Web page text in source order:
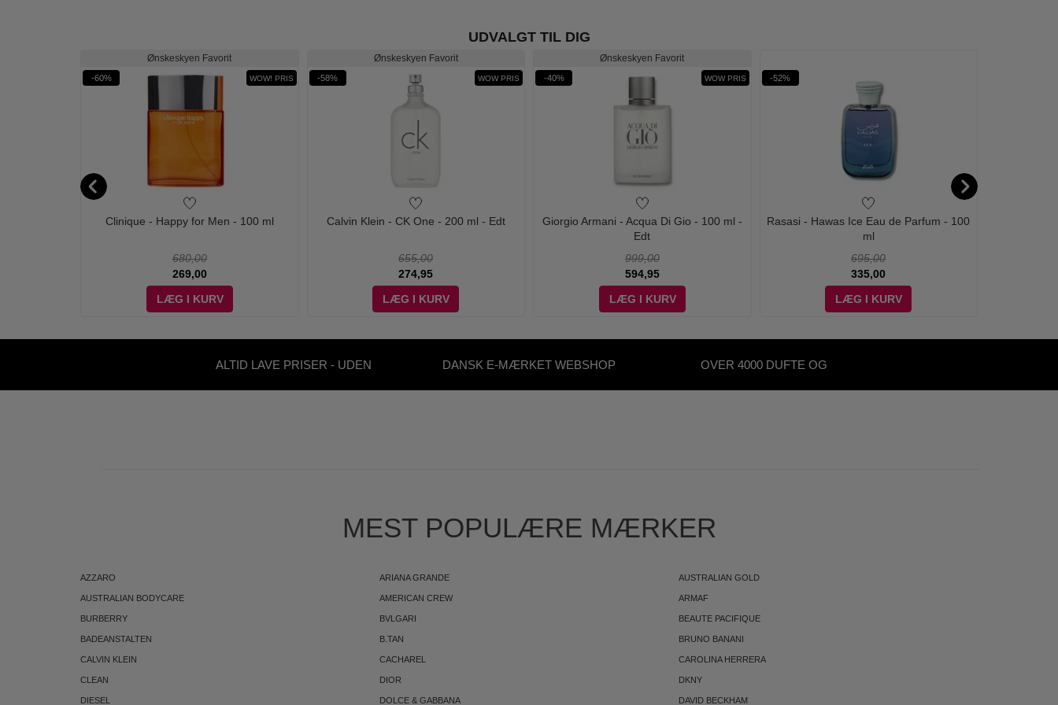
UDVALGT TIL DIG
Ønskeskyen Favorit
-60% WOW! PRIS
Clinique - Happy for Men - 100 ml
680,00
269,00
LÆG I KURV
Ønskeskyen Favorit
-58% WOW PRIS
Calvin Klein - CK One - 200 ml - Edt
655,00
274,95
LÆG I KURV
Ønskeskyen Favorit
-40% WOW PRIS
Giorgio Armani - Acqua Di Gio - 100 ml -
Edt
999,00
594,95
LÆG I KURV
-52%
Rasasi - Hawas Ice Eau de Parfum - 100
ml
695,00
335,00
LÆG I KURV
ALTID LAVE PRISER - UDEN DANSK E-MÆRKET WEBSHOP OVER 4000 DUFTE OG
MEST POPULÆRE MÆRKER
AZZARO ARIANA GRANDE AUSTRALIAN GOLD
AUSTRALIAN BODYCARE AMERICAN CREW ARMAF
BURBERRY BVLGARI BEAUTE PACIFIQUE
BADEANSTALTEN B.TAN BRUNO BANANI
CALVIN KLEIN CACHAREL CAROLINA HERRERA
CLEAN DIOR DKNY
DIESEL DOLCE & GABBANA DAVID BECKHAM